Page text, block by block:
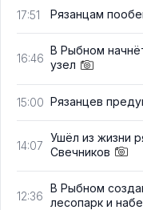
17:51 Рязанцам
16:46
В Рыбном
узел
15:00 Рязанцев
14:07
Ушёл из жизни
Свечников
12:36
В Рыбном
лесопарк и